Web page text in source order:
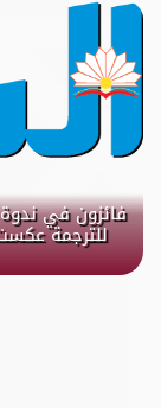
فائزون في
للترجمة